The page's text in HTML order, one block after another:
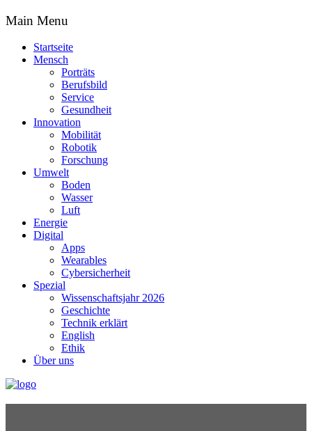
Main Menu
Startseite
Mensch
Porträts
Berufsbild
Service
Gesundheit
Innovation
Mobilität
Robotik
Forschung
Umwelt
Boden
Wasser
Luft
Energie
Digital
Apps
Wearables
Cybersicherheit
Spezial
Wissenschaftsjahr 2026
Geschichte
Technik erklärt
English
Ethik
Über uns